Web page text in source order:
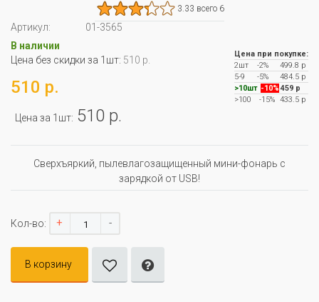
3.33 всего 6
Артикул:
01-3565
В наличии
Цена без скидки за 1шт: 510 р.
510 р.
Цена за 1шт: 510 р.
Цена при покупке:
2шт
-2%
499.8 р
5-9
-5%
484.5 р
>10шт -10% 459 р
>100
-15% 433.5 р
Сверхъяркий, пылевлагозащищенный мини-фонарь с
зарядкой от USB!
Кол-во: + -
В корзину